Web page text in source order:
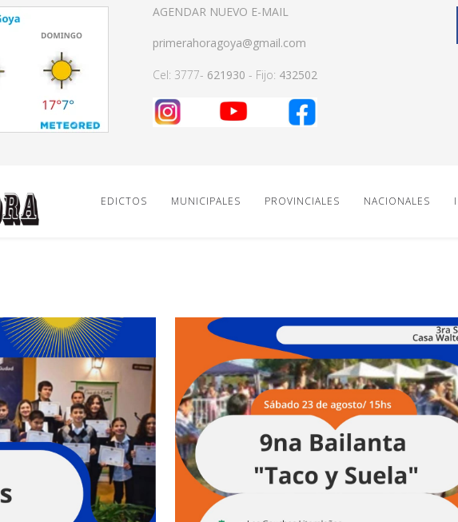
AGENDAR NUEVO E-MAIL
primerahoragoya@gmail.com
Cel: 3777- 621930 - Fijo: 432502
EDICTOS MUNICIPALES PROVINCIALES NACIONALES